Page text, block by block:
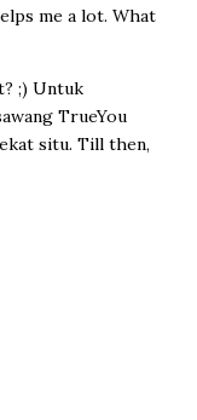
me a lot. What
;) Untuk
TrueYou
situ. Till then,